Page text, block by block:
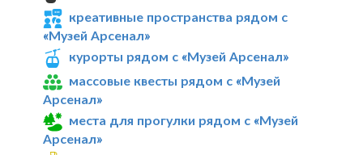
креативные пространства рядом с
«Музей Арсенал»
курорты рядом с «Музей Арсенал»
массовые квесты рядом с «Музей
Арсенал»
места для прогулки рядом с «Музей
Арсенал»